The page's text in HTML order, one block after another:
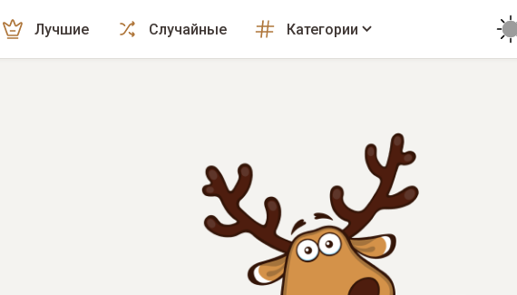
Лучшие Случайные Категории